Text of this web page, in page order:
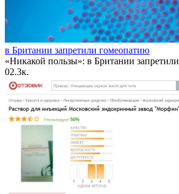
в Британии запретили гомеопатию
«Никакой пользы»: в Британии запретили
02.3к.